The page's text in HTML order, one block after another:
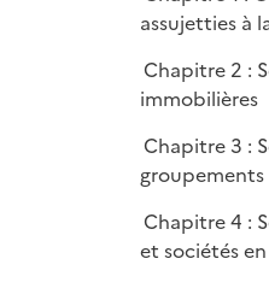
r
l
i
assujetties à
Chapitre 2 :
immobilières
Chapitre 3 :
groupements
Chapitre 4 :
et sociétés